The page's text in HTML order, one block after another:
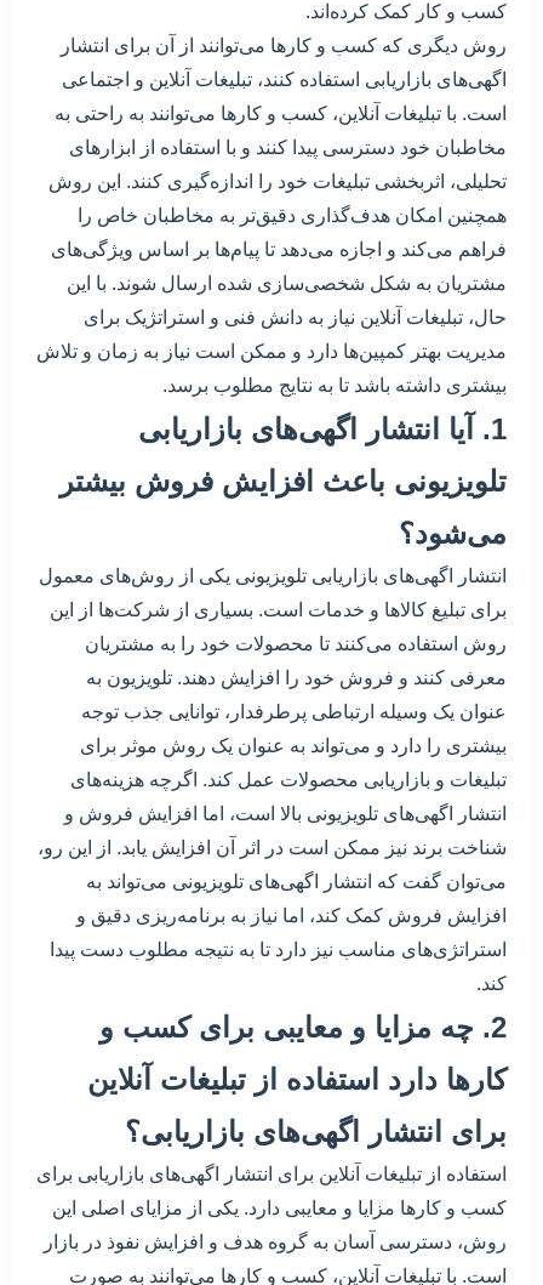
کسب و کار کمک کرده‌اند.
روش دیگری که کسب و کارها می‌توانند از آن برای انتشار
اگهی‌های بازاریابی استفاده کنند، تبلیغات آنلاین و اجتماعی
است. با تبلیغات آنلاین، کسب و کارها می‌توانند به راحتی به
مخاطبان خود دسترسی پیدا کنند و با استفاده از ابزارهای
تحلیلی، اثربخشی تبلیغات خود را اندازه‌گیری کنند. این روش
همچنین امکان هدف‌گذاری دقیق‌تر به مخاطبان خاص را
فراهم می‌کند و اجازه می‌دهد تا پیام‌ها بر اساس ویژگی‌های
مشتریان به شکل شخصی‌سازی شده ارسال شوند. با این
حال، تبلیغات آنلاین نیاز به دانش فنی و استراتژیک برای
مدیریت بهتر کمپین‌ها دارد و ممکن است نیاز به زمان و تلاش
بیشتری داشته باشد تا به نتایج مطلوب برسد.
1. آیا انتشار اگهی‌های بازاریابی
تلویزیونی باعث افزایش فروش بیشتر
می‌شود؟
انتشار اگهی‌های بازاریابی تلویزیونی یکی از روش‌های معمول
برای تبلیغ کالاها و خدمات است. بسیاری از شرکت‌ها از این
روش استفاده می‌کنند تا محصولات خود را به مشتریان
معرفی کنند و فروش خود را افزایش دهند. تلویزیون به
عنوان یک وسیله ارتباطی پرطرفدار، توانایی جذب توجه
بیشتری را دارد و می‌تواند به عنوان یک روش موثر برای
تبلیغات و بازاریابی محصولات عمل کند. اگرچه هزینه‌های
انتشار اگهی‌های تلویزیونی بالا است، اما افزایش فروش و
شناخت برند نیز ممکن است در اثر آن افزایش یابد. از این رو،
می‌توان گفت که انتشار اگهی‌های تلویزیونی می‌تواند به
افزایش فروش کمک کند، اما نیاز به برنامه‌ریزی دقیق و
استراتژی‌های مناسب نیز دارد تا به نتیجه مطلوب دست پیدا
کند.
2. چه مزایا و معایبی برای کسب و
کارها دارد استفاده از تبلیغات آنلاین
برای انتشار اگهی‌های بازاریابی؟
استفاده از تبلیغات آنلاین برای انتشار اگهی‌های بازاریابی برای
کسب و کارها مزایا و معایبی دارد. یکی از مزایای اصلی این
روش، دسترسی آسان به گروه هدف و افزایش نفوذ در بازار
است. با تبلیغات آنلاین، کسب و کارها می‌توانند به صورت